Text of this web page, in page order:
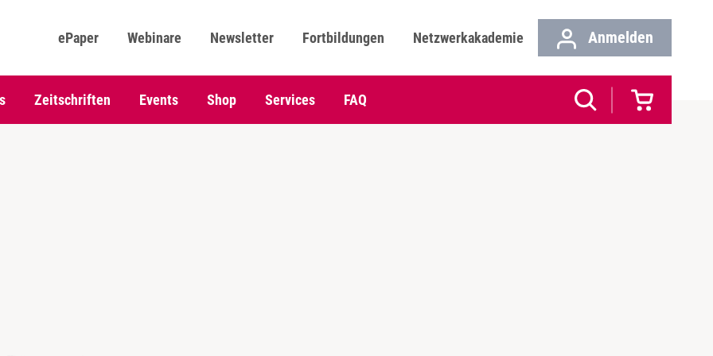
ePaper Webinare Newsletter Fortbildungen Netzwerkakademie Anmelden
Zeitschriften Events Shop Services FAQ